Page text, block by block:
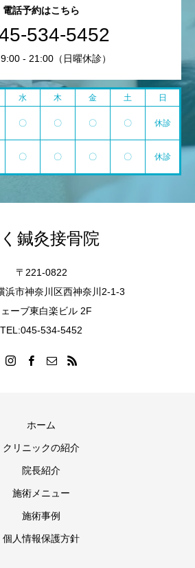
電話予約はこちら
534-5452
- 21:00（日曜休診）
水 木 金 土
日
〇 〇 〇 〇 休診
〇 〇 〇 〇 休診
鍼灸接骨院
〒221-0822
浜市神奈川区西神奈川2-1-3
ーブ東白楽ビル 2F
TEL:045-534-5452
ホーム
クリニックの紹介
院長紹介
施術メニュー
施術事例
個人情報保護方針